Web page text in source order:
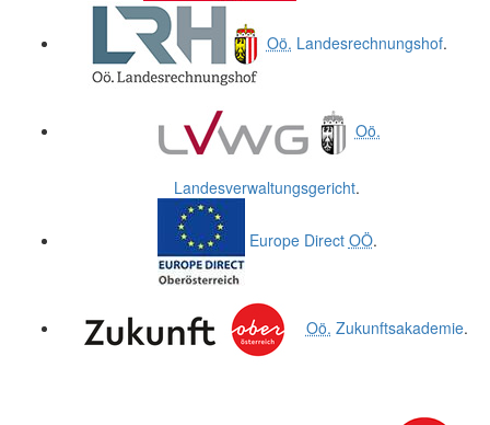
Oö. Landesrechnungshof.
Oö.
Landesverwaltungsgericht.
Europe Direct OÖ.
Oö. Zukunftsakademie.